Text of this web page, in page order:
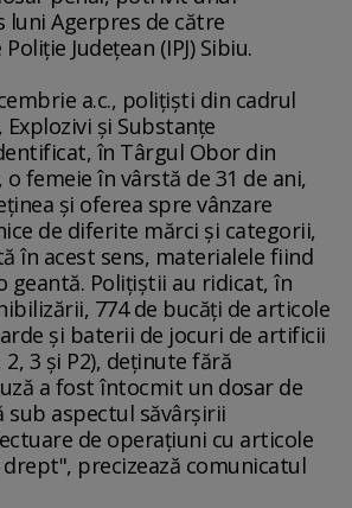
luni Agerpres de către
Judeţean (IPJ) Sibiu.
a.c., poliţişti din cadrul
şi Substanţe
în Târgul Obor din
femeie în vârstă de 31 de ani,
şi oferea spre vânzare
de diferite mărci şi categorii,
în acest sens, materialele fiind
geantă. Poliţiştii au ridicat, în
774 de bucăţi de articole
şi baterii de jocuri de artificii
3 şi P2), deţinute fără
a fost întocmit un dosar de
sub aspectul săvârşirii
de operaţiuni cu articole
precizează comunicatul